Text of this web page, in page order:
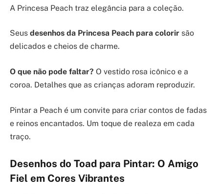
A Princesa Peach traz elegância para a coleção.
Seus desenhos da Princesa Peach para colorir são
delicados e cheios de charme.
O que não pode faltar? O vestido rosa icônico e a
coroa. Detalhes que as crianças adoram reproduzir.
Pintar a Peach é um convite para criar contos de fadas
e reinos encantados. Um toque de realeza em cada
traço.
Desenhos do Toad para Pintar: O Amigo
Fiel em Cores Vibrantes